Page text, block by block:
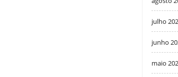
julho
junho
maio